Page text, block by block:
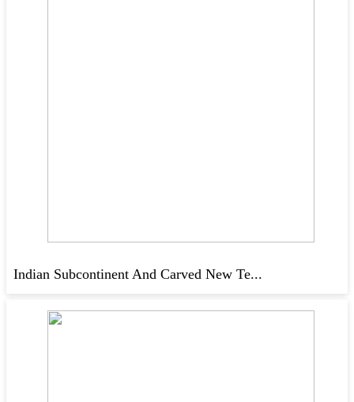
Indian Subcontinent And Carved New Te...